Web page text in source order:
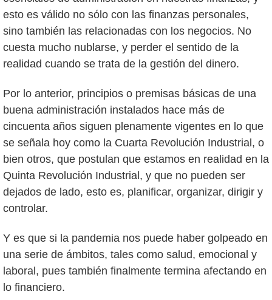
esto es válido no sólo con las finanzas personales,
sino también las relacionadas con los negocios. No
cuesta mucho nublarse, y perder el sentido de la
realidad cuando se trata de la gestión del dinero.
Por lo anterior, principios o premisas básicas de una
buena administración instalados hace más de
cincuenta años siguen plenamente vigentes en lo que
se señala hoy como la Cuarta Revolución Industrial, o
bien otros, que postulan que estamos en realidad en la
Quinta Revolución Industrial, y que no pueden ser
dejados de lado, esto es, planificar, organizar, dirigir y
controlar.
Y es que si la pandemia nos puede haber golpeado en
una serie de ámbitos, tales como salud, emocional y
laboral, pues también finalmente termina afectando en
lo financiero.